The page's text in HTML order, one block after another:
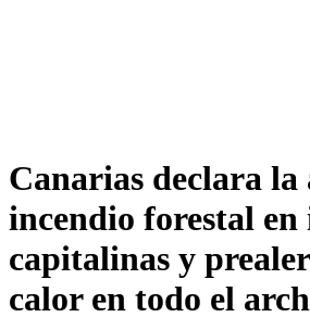
Canarias declara
incendio forestal en
capitalinas y
calor en todo el